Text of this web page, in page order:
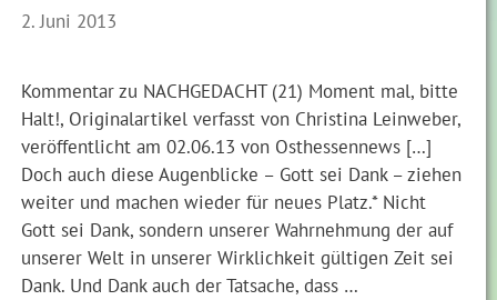
2. Juni 2013
Kommentar zu NACHGEDACHT (21) Moment mal, bitte
Halt!, Originalartikel verfasst von Christina Leinweber,
veröffentlicht am 02.06.13 von Osthessennews […]
Doch auch diese Augenblicke – Gott sei Dank – ziehen
weiter und machen wieder für neues Platz.* Nicht
Gott sei Dank, sondern unserer Wahrnehmung der auf
unserer Welt in unserer Wirklichkeit gültigen Zeit sei
Dank. Und Dank auch der Tatsache, dass …